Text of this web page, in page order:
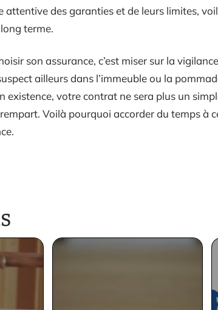
attentive des garanties et de leurs limites,
terme.
son assurance, c’est miser sur la
ailleurs dans l’immeuble ou la
existence, votre contrat ne sera plus un
Voilà pourquoi accorder du temps à